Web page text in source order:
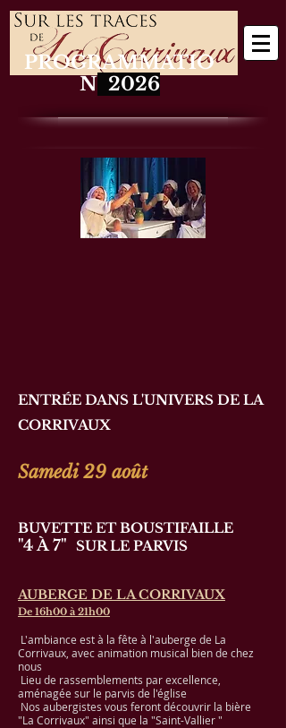
PROGRAMMATIO
N2026
ENTRÉE DANS L'UNIVERS DE LA
CORRIVAUX
Samedi 29 août
BUVETTE ET BOUSTIFAILLE
"4 À 7" SUR LE PARVIS
AUBERGE DE LA CORRIVAUX
De 16h00 à 21h00
L'ambiance est à la fête à l'auberge de La
Corrivaux, avec animation musical bien de chez
nous
Lieu de rassemblements par excellence,
aménagée sur le parvis de l'église
Nos aubergistes vous feront découvrir la bière
"La Corrivaux" ainsi que la "Saint-Vallier "